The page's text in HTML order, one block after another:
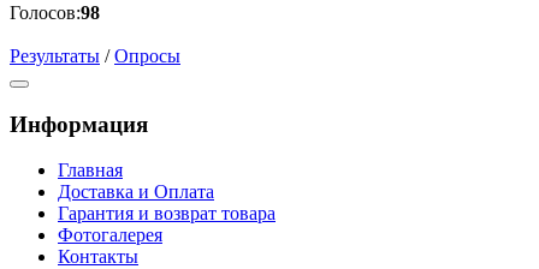
Голосов:98
Результаты /Опросы
Информация
Главная
Доставка и Оплата
Гарантия и возврат товара
Фотогалерея
Контакты